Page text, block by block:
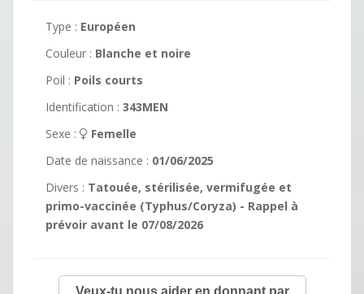
Type : Européen
Couleur : Blanche et noire
Poil : Poils courts
Identification : 343MEN
Sexe :
Femelle
Date de naissance : 01/06/2025
Divers : Tatouée, stérilisée, vermifugée et
primo-vaccinée (Typhus/Coryza) - Rappel à
prévoir avant le 07/08/2026